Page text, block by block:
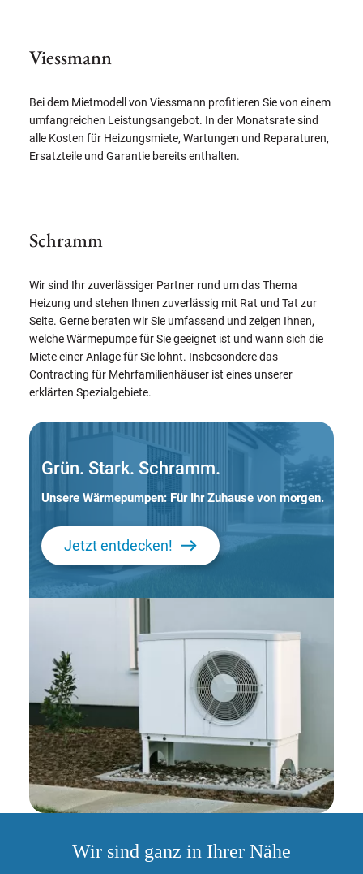
Viessmann
Bei dem Mietmodell von Viessmann profitieren Sie von einem
umfangreichen Leistungsangebot. In der Monatsrate sind
alle Kosten für Heizungsmiete, Wartungen und Reparaturen,
Ersatzteile und Garantie bereits enthalten.
Schramm
Wir sind Ihr zuverlässiger Partner rund um das Thema
Heizung und stehen Ihnen zuverlässig mit Rat und Tat zur
Seite. Gerne beraten wir Sie umfassend und zeigen Ihnen,
welche Wärmepumpe für Sie geeignet ist und wann sich die
Miete einer Anlage für Sie lohnt. Insbesondere das
Contracting für Mehrfamilienhäuser ist eines unserer
erklärten Spezialgebiete.
Grün. Stark. Schramm.
Unsere Wärmepumpen: Für Ihr Zuhause von morgen.
Jetzt entdecken!
Wir sind ganz in Ihrer Nähe